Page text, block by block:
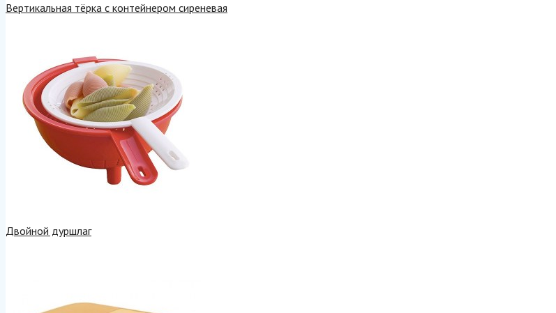
Вертикальная тёрка с контейнером сиреневая
Двойной дуршлаг